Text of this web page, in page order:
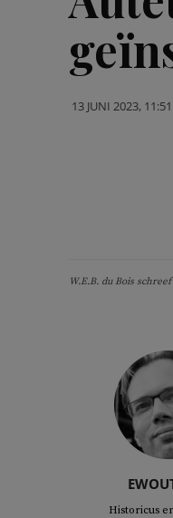
13 JUNI 2023, 11:51
W.E.B. du Bois
Historicus